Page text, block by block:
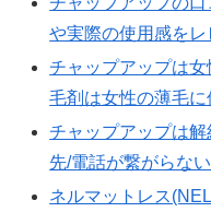
や実際の使用感をレ
チャップアップは
毛剤は女性の薄毛に
チャップアップは
先/電話が繋がらな
ネルマットレス